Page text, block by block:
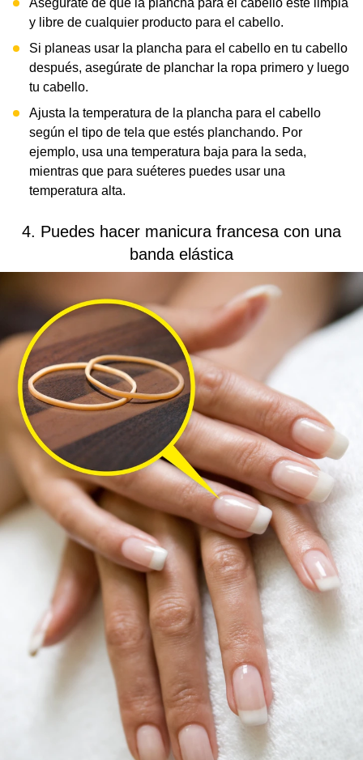
y libre de cualquier producto para el cabello.
Si planeas usar la plancha para el cabello en tu cabello
después, asegúrate de planchar la ropa primero y luego
tu cabello.
Ajusta la temperatura de la plancha para el cabello
según el tipo de tela que estés planchando. Por
ejemplo, usa una temperatura baja para la seda,
mientras que para suéteres puedes usar una
temperatura alta.
4. Puedes hacer manicura francesa con una
banda elástica